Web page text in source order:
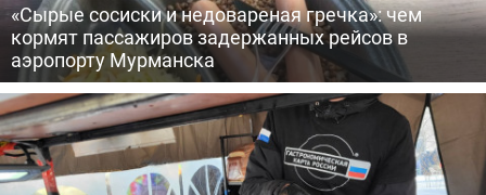
«Сырые сосиски и недовареная гречка»: чем
кормят пассажиров задержанных рейсов в
аэропорту Мурманска